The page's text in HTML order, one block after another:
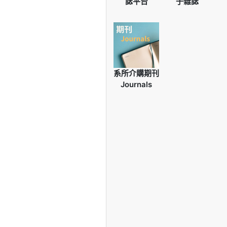
系所介購期刊
Journals